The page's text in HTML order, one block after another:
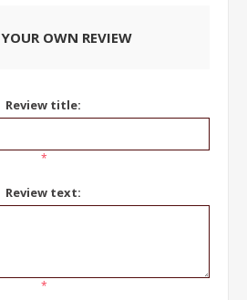
OWN REVIEW
Review title:
*
Review text:
*